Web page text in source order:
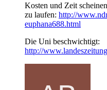
Kosten und Zeit
zu laufen: http://
euphana688.html
Die Uni beschwichtigt:
http://